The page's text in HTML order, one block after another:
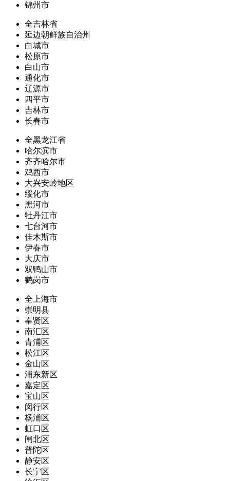
锦州市
全吉林省
延边朝鲜族自治州
白城市
松原市
白山市
通化市
辽源市
四平市
吉林市
长春市
全黑龙江省
哈尔滨市
齐齐哈尔市
鸡西市
大兴安岭地区
绥化市
黑河市
牡丹江市
七台河市
佳木斯市
伊春市
大庆市
双鸭山市
鹤岗市
全上海市
崇明县
奉贤区
南汇区
青浦区
松江区
金山区
浦东新区
嘉定区
宝山区
闵行区
杨浦区
虹口区
闸北区
普陀区
静安区
长宁区